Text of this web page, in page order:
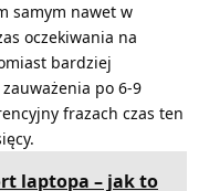
samym nawet w
oczekiwania na
bardziej
po 6-9
frazach czas ten
laptopa – jak to